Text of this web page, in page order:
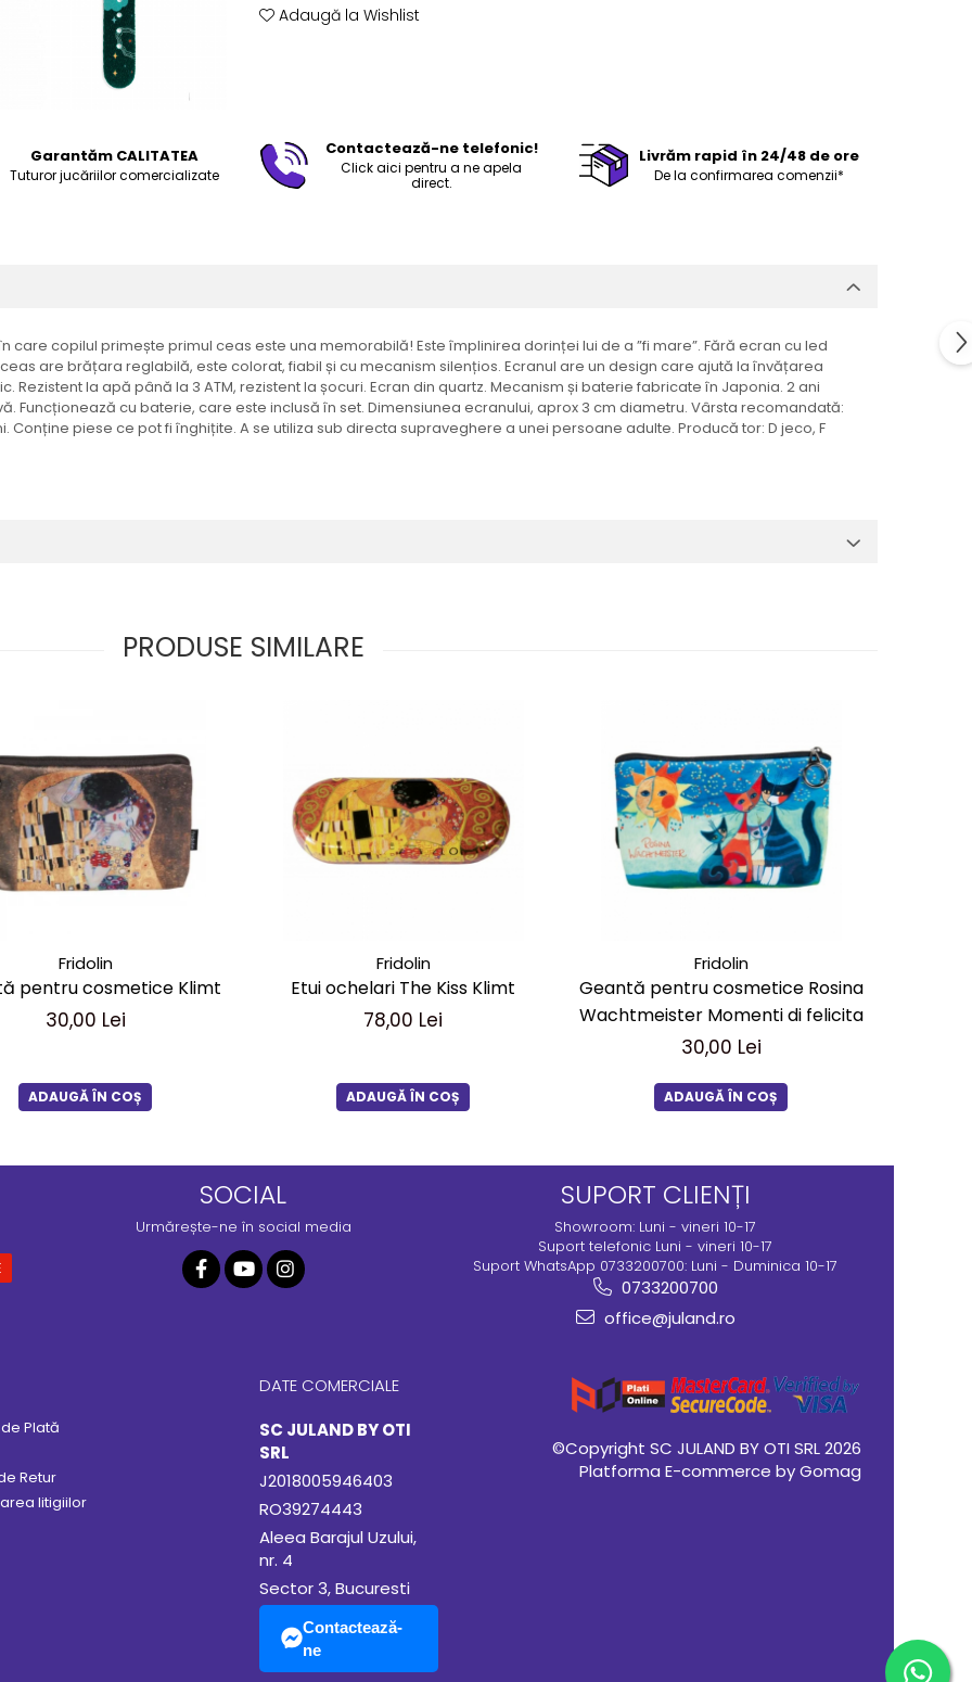
Adaugă la Wishlist
Garantăm CALITATEA
Tuturor jucăriilor comercializate
Contactează-ne telefonic!
Click aici pentru a ne apela
direct.
Livrăm rapid în 24/48 de ore
De la confirmarea comenzii*
care copilul primește primul ceas este una memorabilă! Este împlinirea dorinței lui de a ”fi mare”. Fără ecran cu led
are brățara reglabilă, este colorat, fiabil și cu mecanism silențios. Ecranul are un design care ajută la învățarea
Rezistent la apă până la 3 ATM, rezistent la șocuri. Ecran din quartz. Mecanism și baterie fabricate în Japonia. 2 ani
Funcționează cu baterie, care este inclusă în set. Dimensiunea ecranului, aprox 3 cm diametru. Vârsta recomandată:
Conține piese ce pot fi înghițite. A se utiliza sub directa supraveghere a unei persoane adulte. Producă tor: D jeco, F
PRODUSE SIMILARE
Fridolin
pentru cosmetice Klimt
30,00 Lei
ADAUGĂ ÎN COȘ
Fridolin
Etui ochelari The Kiss Klimt
78,00 Lei
ADAUGĂ ÎN COȘ
Fridolin
Geantă pentru cosmetice Rosina
Wachtmeister Momenti di felicita
30,00 Lei
ADAUGĂ ÎN COȘ
SOCIAL
Urmărește-ne în social media
SUPORT CLIENȚI
Showroom: Luni - vineri 10-17
Suport telefonic Luni - vineri 10-17
Suport WhatsApp 0733200700: Luni - Duminica 10-17
0733200700
office@juland.ro
Plată
Retur
litigiilor
DATE COMERCIALE
SC JULAND BY OTI
SRL
J2018005946403
RO39274443
Aleea Barajul Uzului,
nr. 4
Sector 3, Bucuresti
Contactează-
ne
©Copyright SC JULAND BY OTI SRL 2026
Platforma E-commerce by Gomag